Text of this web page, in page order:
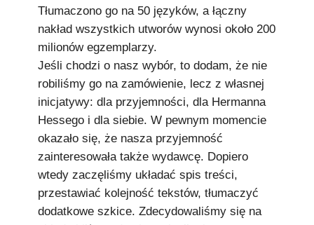
Tłumaczono go na 50 języków, a łączny
nakład wszystkich utworów wynosi około 200
milionów egzemplarzy.
Jeśli chodzi o nasz wybór, to dodam, że nie
robiliśmy go na zamówienie, lecz z własnej
inicjatywy: dla przyjemności, dla Hermanna
Hessego i dla siebie. W pewnym momencie
okazało się, że nasza przyjemność
zainteresowała także wydawcę. Dopiero
wtedy zaczęliśmy układać spis treści,
przestawiać kolejność tekstów, tłumaczyć
dodatkowe szkice. Zdecydowaliśmy się na